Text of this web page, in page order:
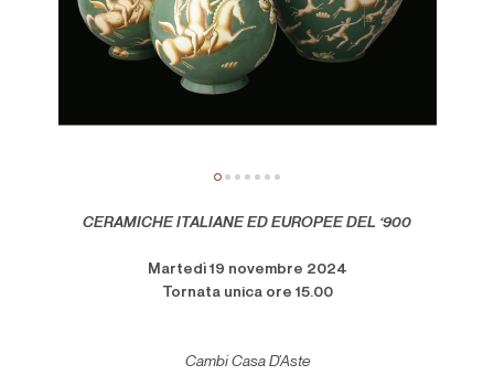
CERAMICHE ITALIANE ED EUROPEE DEL ‘900
Martedì 19 novembre 2024
Tornata unica ore 15.00
Cambi Casa D’Aste